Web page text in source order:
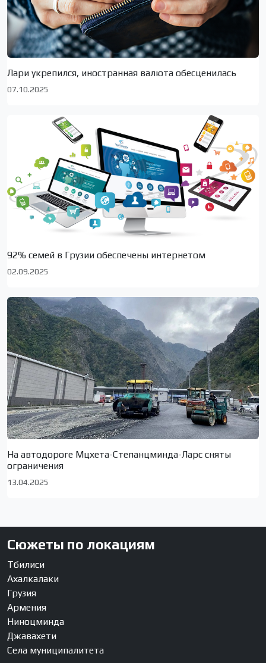
Лари укрепился, иностранная валюта обесценилась
07.10.2025
92% семей в Грузии обеспечены интернетом
02.09.2025
На автодороге Мцхета-Степанцминда-Ларс сняты
ограничения
13.04.2025
Сюжеты по локациям
Тбилиси
Ахалкалаки
Грузия
Армения
Ниноцминда
Джавахети
Села муниципалитета